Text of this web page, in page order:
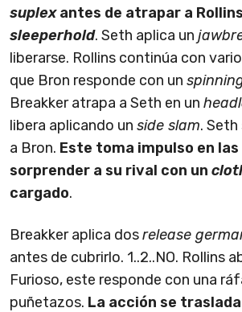
suplexantes de atrapar a
sleeperhold. Seth aplica un
liberarse. Rollins continúa con
que Bron responde con un
Breakker atrapa a Seth en un
libera aplicando un side slam.
a Bron. Este toma impulso en
sorprender a su rival con un
cargado.
Breakker aplica dosrelease
antes de cubrirlo. 1..2..NO. Rollins
Furioso, este responde con una
puñetazos. La acción se